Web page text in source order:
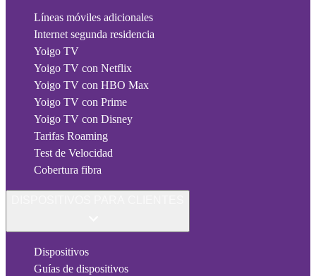
Líneas móviles adicionales
Internet segunda residencia
Yoigo TV
Yoigo TV con Netflix
Yoigo TV con HBO Max
Yoigo TV con Prime
Yoigo TV con Disney
Tarifas Roaming
Test de Velocidad
Cobertura fibra
Dispositivos
Guías de dispositivos